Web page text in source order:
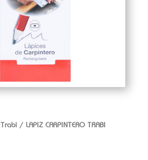
Trabi/ LAPIZ CARPINTERO TRABI